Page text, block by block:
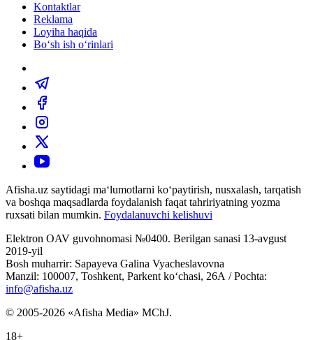
Kontaktlar
Reklama
Loyiha haqida
Bo‘sh ish o‘rinlari
Afisha.uz saytidagi ma‘lumotlarni ko‘paytirish, nusxalash, tarqatish
va boshqa maqsadlarda foydalanish faqat tahririyatning yozma
ruxsati bilan mumkin. Foydalanuvchi kelishuvi
Elektron OAV guvohnomasi №0400. Berilgan sanasi 13-avgust
2019-yil
Bosh muharrir: Sapayeva Galina Vyacheslavovna
Manzil: 100007, Toshkent, Parkent ko‘chasi, 26А / Pochta:
info@afisha.uz
© 2005-2026 «Afisha Media» MChJ.
18+